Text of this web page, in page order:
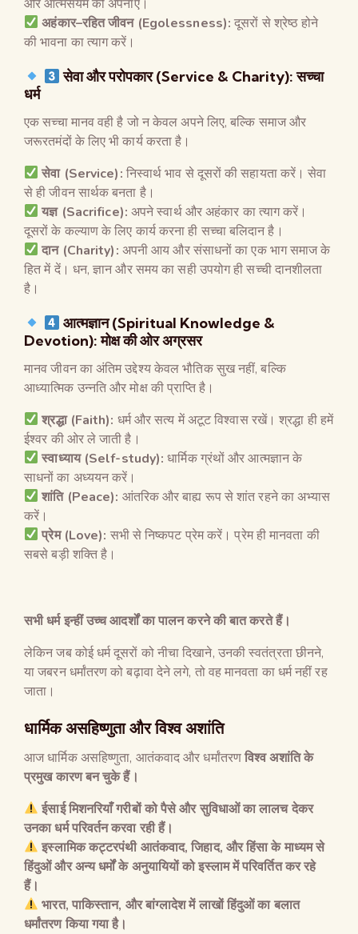
और आत्मसंयम को अपनाएं।
अहंकार–रहित जीवन (Egolessness): दूसरों से श्रेष्ठ होने
की भावना का त्याग करें।
सेवा और परोपकार(Service & Charity):सच्चा
धर्म
एक सच्चा मानव वही है जो न केवल अपने लिए, बल्कि समाज और
जरूरतमंदों के लिए भी कार्य करता है।
सेवा (Service): निस्वार्थ भाव से दूसरों की सहायता करें। सेवा
से ही जीवन सार्थक बनता है।
यज्ञ (Sacrifice): अपने स्वार्थ और अहंकार का त्याग करें।
दूसरों के कल्याण के लिए कार्य करना ही सच्चा बलिदान है।
दान (Charity): अपनी आय और संसाधनों का एक भाग समाज के
हित में दें। धन, ज्ञान और समय का सही उपयोग ही सच्ची दानशीलता
है।
आत्मज्ञान(Spiritual Knowledge &
Devotion):मोक्ष की ओर अग्रसर
मानव जीवन का अंतिम उद्देश्य केवल भौतिक सुख नहीं, बल्कि
आध्यात्मिक उन्नति और मोक्ष की प्राप्ति है।
श्रद्धा (Faith): धर्म और सत्य में अटूट विश्वास रखें। श्रद्धा ही हमें
ईश्वर की ओर ले जाती है।
स्वाध्याय (Self-study): धार्मिक ग्रंथों और आत्मज्ञान के
साधनों का अध्ययन करें।
शांति (Peace): आंतरिक और बाह्य रूप से शांत रहने का अभ्यास
करें।
प्रेम (Love): सभी से निष्कपट प्रेम करें। प्रेम ही मानवता की
सबसे बड़ी शक्ति है।
सभी धर्म इन्हीं उच्च आदर्शों का पालन करने की बात करते हैं।
लेकिन जब कोई धर्म दूसरों को नीचा दिखाने, उनकी स्वतंत्रता छीनने,
या जबरन धर्मांतरण को बढ़ावा देने लगे, तो वह मानवता का धर्म नहीं रह
जाता।
धार्मिक असहिष्णुता और विश्व अशांति
आज धार्मिक असहिष्णुता, आतंकवाद और धर्मांतरणविश्व अशांति के
प्रमुख कारण बन चुके हैं।
ईसाई मिशनरियाँ गरीबों को पैसे और सुविधाओं का लालच देकर
उनका धर्म परिवर्तन करवा रही हैं।
इस्लामिक कट्टरपंथी आतंकवाद,जिहाद, और हिंसा के माध्यम से
हिंदुओं और अन्य धर्मों के अनुयायियों को इस्लाम में परिवर्तित कर रहे
हैं।
भारत, पाकिस्तान, और बांग्लादेश में लाखों हिंदुओं का बलात
धर्मांतरण किया गया है।